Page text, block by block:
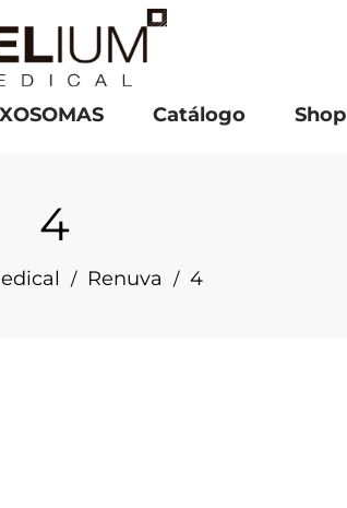
Catálogo Shop
4
/ Renuva / 4